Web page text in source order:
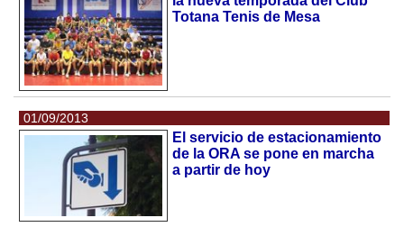
Totana Tenis de Mesa
01/09/2013
El servicio de estacionamiento
de la ORA se pone en marcha
a partir de hoy